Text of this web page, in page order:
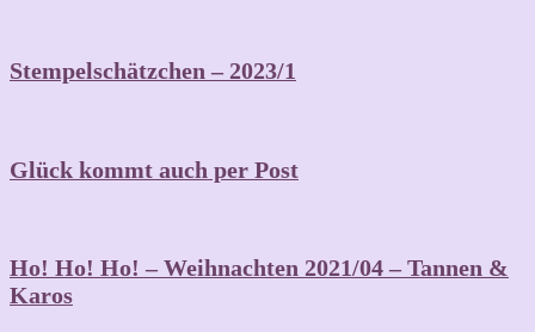
Stempelschätzchen – 2023/1
Glück kommt auch per Post
Ho! Ho! Ho! – Weihnachten 2021/04 – Tannen &
Karos